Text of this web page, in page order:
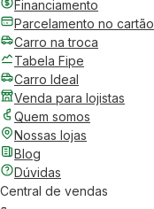
Financiamento
Parcelamento no cartão
Carro na troca
Tabela Fipe
Carro Ideal
Venda para lojistas
Quem somos
Nossas lojas
Blog
Dúvidas
Central de vendas